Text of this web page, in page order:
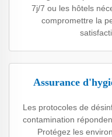
7j/7 ou les hôtels
compromettre la
Assurance
Les protocoles de
contamination
Protégez les